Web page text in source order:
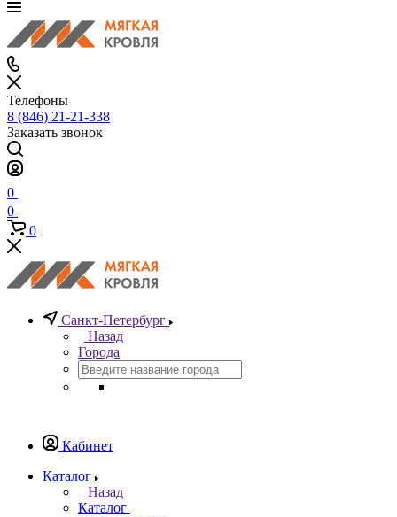
Телефоны
8 (846) 21-21-338
Заказать звонок
0
0
0
Санкт-Петербург
Назад
Города
Кабинет
Каталог
Назад
Каталог